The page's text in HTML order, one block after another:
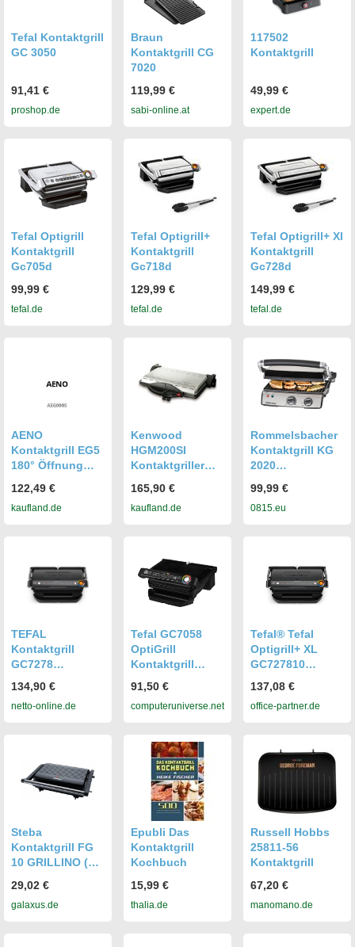
Tefal Kontaktgrill
GC 3050
91,41 €
proshop.de
Braun
Kontaktgrill CG
7020
119,99 €
sabi-online.at
117502
Kontaktgrill
49,99 €
expert.de
Tefal Optigrill
Kontaktgrill
Gc705d
99,99 €
tefal.de
Tefal Optigrill+
Kontaktgrill
Gc718d
129,99 €
tefal.de
Tefal Optigrill+ Xl
Kontaktgrill
Gc728d
149,99 €
tefal.de
AENO
Kontaktgrill EG5
180° Öffnung
edelstahl/blk
retail
122,49 €
kaufland.de
Kenwood
HGM200SI
Kontaktgriller
165,90 €
kaufland.de
Rommelsbacher
Kontaktgrill KG
2020
Edelstahl
99,99 €
0815.eu
TEFAL
Kontaktgrill
GC7278
Upgrade XL
134,90 €
netto-online.de
Tefal GC7058
OptiGrill
Kontaktgrill
91,50 €
computeruniverse.net
Tefal® Tefal
Optigrill+ XL
GC727810
137,08 €
office-partner.de
Steba
Kontaktgrill FG
10 GRILLINO (18-
29,02 €
galaxus.de
Epubli Das
Kontaktgrill
Kochbuch
15,99 €
thalia.de
Russell Hobbs
25811-56
Kontaktgrill
67,20 €
manomano.de